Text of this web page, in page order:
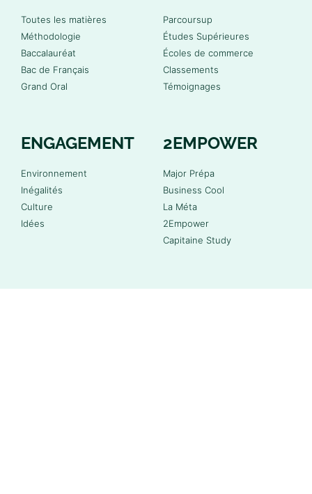
Toutes les matières
Méthodologie
Baccalauréat
Bac de Français
Grand Oral
Parcoursup
Études Supérieures
Écoles de commerce
Classements
Témoignages
ENGAGEMENT
Environnement
Inégalités
Culture
Idées
2EMPOWER
Major Prépa
Business Cool
La Méta
2Empower
Capitaine Study